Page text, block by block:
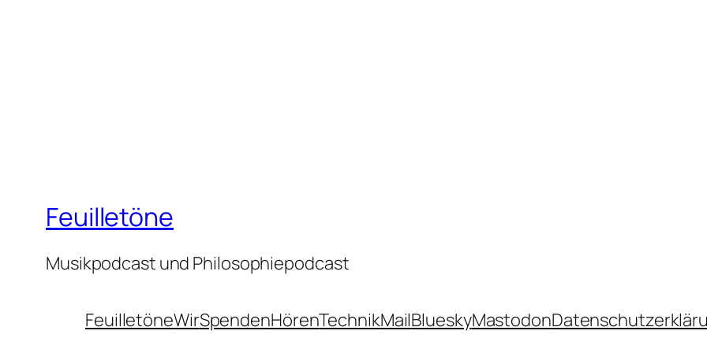
Feuilletöne
Musikpodcast und Philosophiepodcast
FeuilletöneWirSpendenHörenTechnikMailBlueskyMastodon